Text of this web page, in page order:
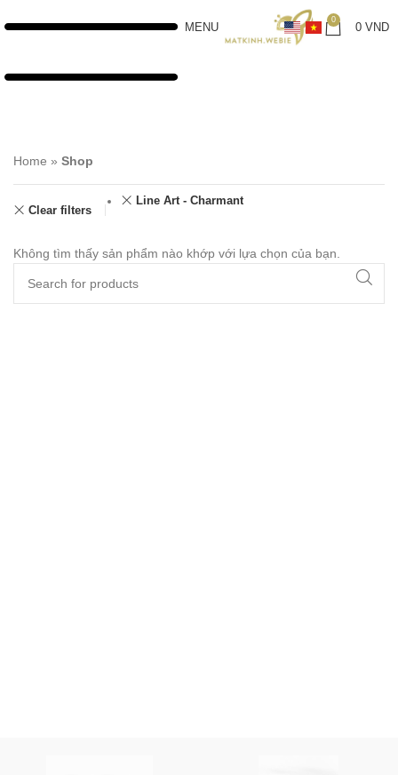
MENU
0
0 VND
Home » Shop
Clear filters
Line Art - Charmant
Không tìm thấy sản phẩm nào khớp với lựa chọn của bạn.